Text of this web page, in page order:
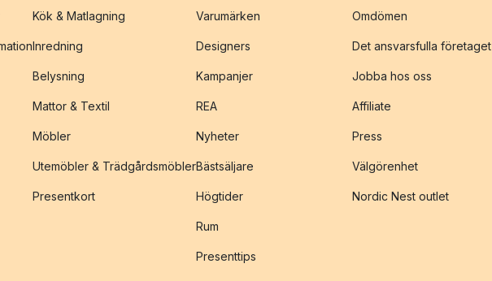
Kök & Matlagning
Inredning
Belysning
Mattor & Textil
Möbler
Utemöbler & Trädgårdsmöbler
Presentkort
Varumärken
Designers
Kampanjer
REA
Nyheter
Bästsäljare
Högtider
Rum
Presenttips
Omdömen
Det ansvarsfulla företaget
Jobba hos oss
Affiliate
Press
Välgörenhet
Nordic Nest outlet